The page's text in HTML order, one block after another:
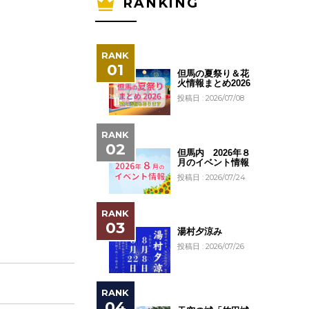
但馬の夏祭り＆花
火情報まとめ2026
投稿日 : 2026/07/08
但馬内 2026年８
月のイベント情報
投稿日 : 2026/07/24
湯村夕涼み
投稿日 : 2026/07/26